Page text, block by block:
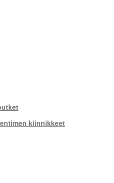
kiinnikkeet